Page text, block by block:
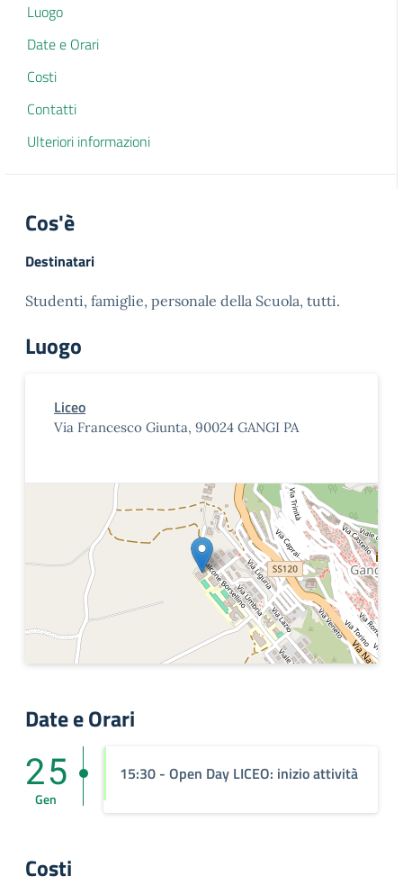
Luogo
Date e Orari
Costi
Contatti
Ulteriori informazioni
Cos'è
Destinatari
Studenti, famiglie, personale della Scuola, tutti.
Luogo
Liceo
Via Francesco Giunta, 90024 GANGI PA
Date e Orari
25
Gen
15:30 - Open Day LICEO: inizio attività
Costi